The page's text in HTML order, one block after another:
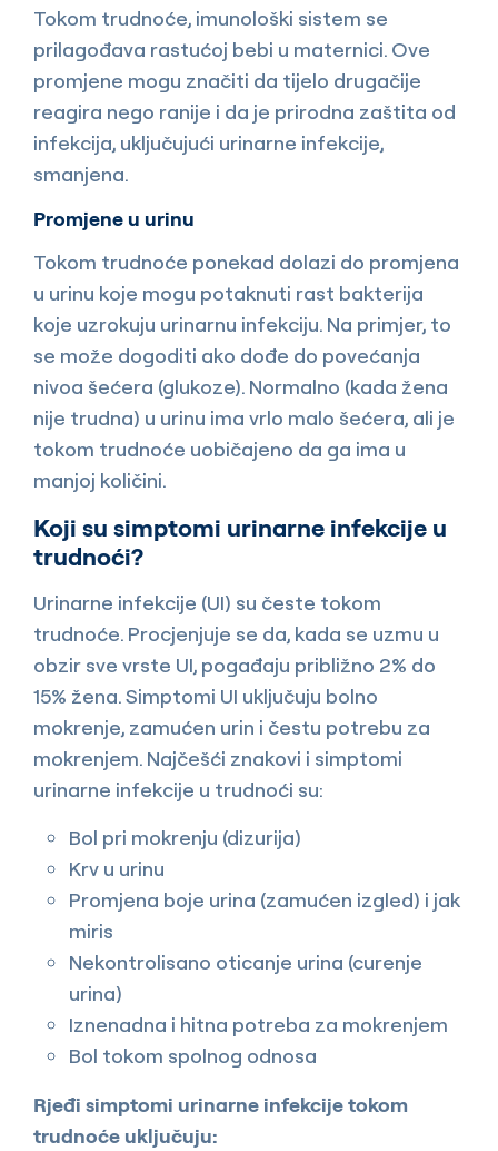
Tokom trudnoće, imunološki sistem se
prilagođava rastućoj bebi u maternici. Ove
promjene mogu značiti da tijelo drugačije
reagira nego ranije i da je prirodna zaštita od
infekcija, uključujući urinarne infekcije,
smanjena.
Promjene u urinu
Tokom trudnoće ponekad dolazi do promjena
u urinu koje mogu potaknuti rast bakterija
koje uzrokuju urinarnu infekciju. Na primjer, to
se može dogoditi ako dođe do povećanja
nivoa šećera (glukoze). Normalno (kada žena
nije trudna) u urinu ima vrlo malo šećera, ali je
tokom trudnoće uobičajeno da ga ima u
manjoj količini.
Koji su simptomi urinarne infekcije u
trudnoći?
Urinarne infekcije (UI) su česte tokom
trudnoće. Procjenjuje se da, kada se uzmu u
obzir sve vrste UI, pogađaju približno 2% do
15% žena. Simptomi UI uključuju bolno
mokrenje, zamućen urin i čestu potrebu za
mokrenjem. Najčešći znakovi i simptomi
urinarne infekcije u trudnoći su:
Bol pri mokrenju (dizurija)
Krv u urinu
Promjena boje urina (zamućen izgled) i jak
miris
Nekontrolisano oticanje urina (curenje
urina)
Iznenadna i hitna potreba za mokrenjem
Bol tokom spolnog odnosa
Rjeđi simptomi urinarne infekcije tokom
trudnoće uključuju: